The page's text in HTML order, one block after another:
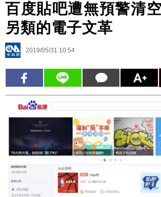
百度貼吧遭無預警清
另類的電子文革
2019/05/31 10:54